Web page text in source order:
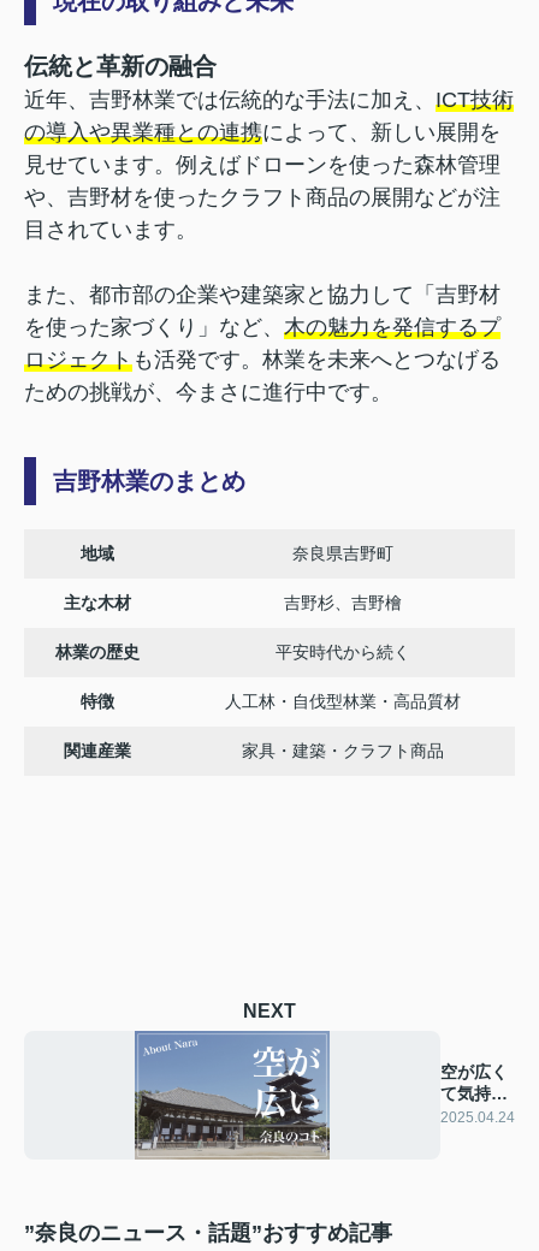
伝統と革新の融合
近年、吉野林業では伝統的な手法に加え、 ICT技術
の導入や異業種との連携によって、新しい展開を
見せています。例えばドローンを使った森林管理
や、吉野材を使ったクラフト商品の展開などが注
目されています。
また、都市部の企業や建築家と協力して「吉野材
を使った家づくり」など、 木の魅力を発信するプ
ロジェクトも活発です。林業を未来へとつなげる
ための挑戦が、今まさに進行中です。
吉野林業のまとめ
地域 奈良県吉野町
主な木材 吉野杉、吉野檜
林業の歴史 平安時代から続く
特徴 人工林・自伐型林業・高品質材
関連産業 家具・建築・クラフト商品
NEXT
空が広く
て気持ち
いい理由
2025.04.24
”奈良のニュース・話題”おすすめ記事